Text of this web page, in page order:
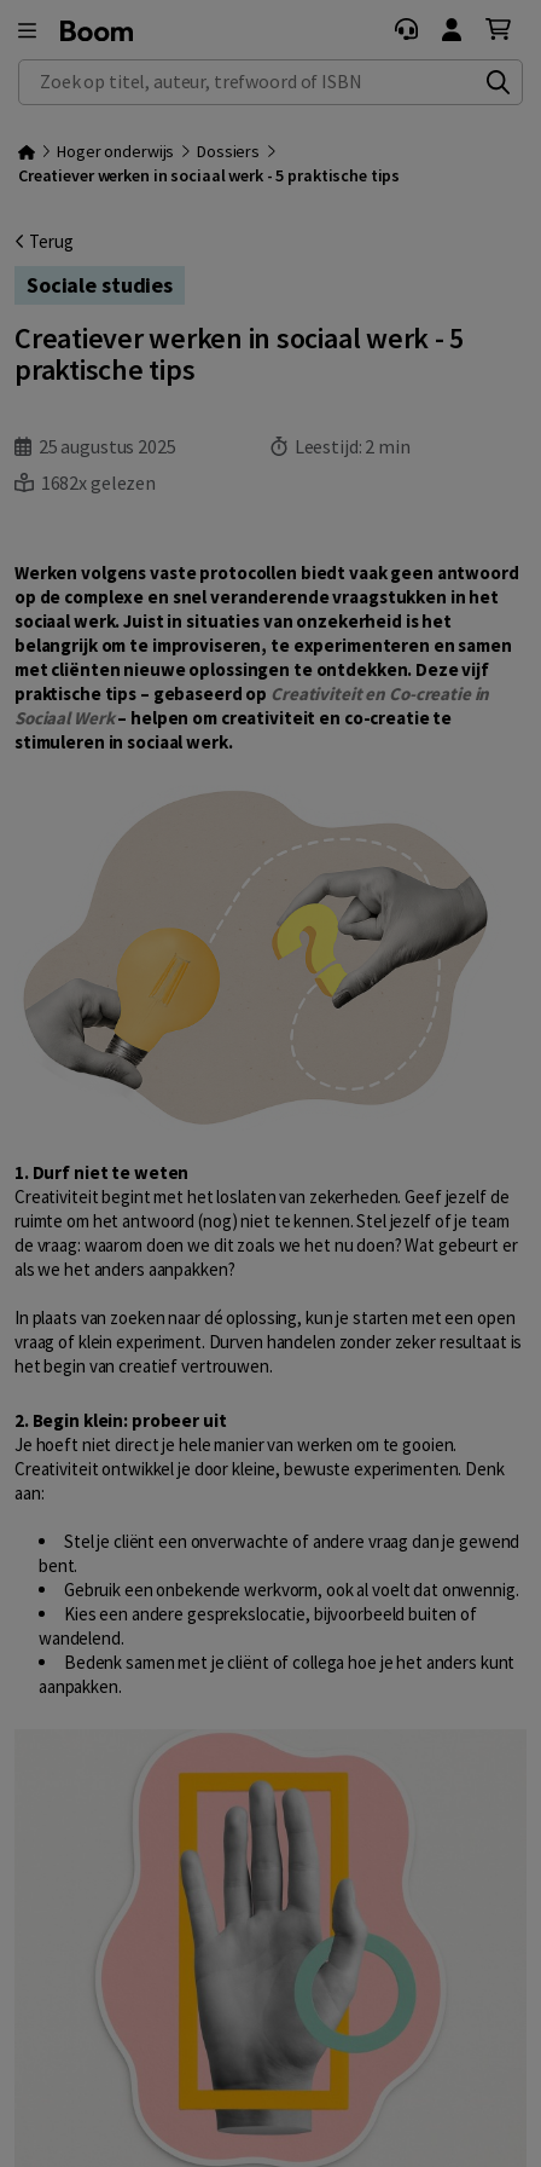
Zoek op titel, auteur, trefwoord of ISBN
Hoger onderwijs
Dossiers
Creatiever werken in sociaal werk - 5 praktische tips
Terug
Sociale studies
Creatiever werken in sociaal werk - 5
praktische tips
25 augustus 2025 Leestijd: 2 min
1682x gelezen
Werken volgens vaste protocollen biedt vaak geen antwoord
op de complexe en snel veranderende vraagstukken in het
sociaal werk. Juist in situaties van onzekerheid is het
belangrijk om te improviseren, te experimenteren en samen
met cliënten nieuwe oplossingen te ontdekken. Deze vijf
praktische tips – gebaseerd op Creativiteit en Co-creatie in
Sociaal Werk– helpen om creativiteit en co-creatie te
stimuleren in sociaal werk.
1. Durf niet te weten
Creativiteit begint met het loslaten van zekerheden. Geef jezelf de
ruimte om het antwoord (nog) niet te kennen. Stel jezelf of je team
de vraag: waarom doen we dit zoals we het nu doen? Wat gebeurt er
als we het anders aanpakken?
In plaats van zoeken naar dé oplossing, kun je starten met een open
vraag of klein experiment. Durven handelen zonder zeker resultaat is
het begin van creatief vertrouwen.
2. Begin klein: probeer uit
Je hoeft niet direct je hele manier van werken om te gooien.
Creativiteit ontwikkel je door kleine, bewuste experimenten. Denk
aan:
Stel je cliënt een onverwachte of andere vraag dan je gewend
bent.
Gebruik een onbekende werkvorm, ook al voelt dat onwennig.
Kies een andere gesprekslocatie, bijvoorbeeld buiten of
wandelend.
Bedenk samen met je cliënt of collega hoe je het anders kunt
aanpakken.